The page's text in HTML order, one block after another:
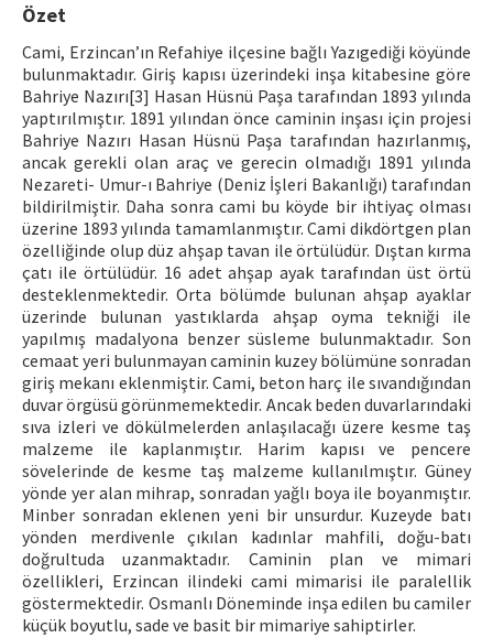
Özet
Cami, Erzincan’ın Refahiye ilçesine bağlı Yazıgediği köyünde
bulunmaktadır. Giriş kapısı üzerindeki inşa kitabesine göre
Bahriye Nazırı[3] Hasan Hüsnü Paşa tarafından 1893 yılında
yaptırılmıştır. 1891 yılından önce caminin inşası için projesi
Bahriye Nazırı Hasan Hüsnü Paşa tarafından hazırlanmış,
ancak gerekli olan araç ve gerecin olmadığı 1891 yılında
Nezareti- Umur-ı Bahriye (Deniz İşleri Bakanlığı) tarafından
bildirilmiştir. Daha sonra cami bu köyde bir ihtiyaç olması
üzerine 1893 yılında tamamlanmıştır. Cami dikdörtgen plan
özelliğinde olup düz ahşap tavan ile örtülüdür. Dıştan kırma
çatı ile örtülüdür. 16 adet ahşap ayak tarafından üst örtü
desteklenmektedir. Orta bölümde bulunan ahşap ayaklar
üzerinde bulunan yastıklarda ahşap oyma tekniği ile
yapılmış madalyona benzer süsleme bulunmaktadır. Son
cemaat yeri bulunmayan caminin kuzey bölümüne sonradan
giriş mekanı eklenmiştir. Cami, beton harç ile sıvandığından
duvar örgüsü görünmemektedir. Ancak beden duvarlarındaki
sıva izleri ve dökülmelerden anlaşılacağı üzere kesme taş
malzeme ile kaplanmıştır. Harim kapısı ve pencere
sövelerinde de kesme taş malzeme kullanılmıştır. Güney
yönde yer alan mihrap, sonradan yağlı boya ile boyanmıştır.
Minber sonradan eklenen yeni bir unsurdur. Kuzeyde batı
yönden merdivenle çıkılan kadınlar mahfili, doğu-batı
doğrultuda uzanmaktadır. Caminin plan ve mimari
özellikleri, Erzincan ilindeki cami mimarisi ile paralellik
göstermektedir. Osmanlı Döneminde inşa edilen bu camiler
küçük boyutlu, sade ve basit bir mimariye sahiptirler.